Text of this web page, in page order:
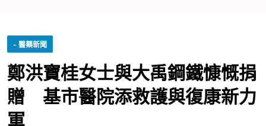
- 醫藥新聞
鄭洪寶桂女士與大禹鋼鐵慷慨捐
贈 基市醫院添救護與復康新力
軍